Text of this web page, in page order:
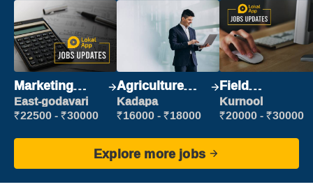
Marketing
Executive
East-godavari
₹22500 - ₹30000
Agriculture
Labour
Kadapa
₹16000 - ₹18000
Field
Marketing
Executive
Kurnool
₹20000 - ₹30000
Explore more jobs